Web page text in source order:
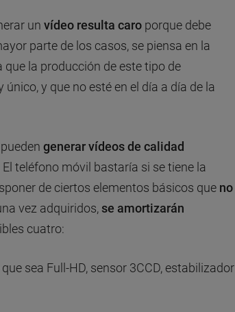
un vídeo resulta caroporque debe
parte de los casos, se piensa en la
la producción de este tipo de
y que no esté en el día a día de la
generar vídeos de calidad
teléfono móvil bastaría si se tiene la
de ciertos elementos básicos que no
vez adquiridos,se amortizarán
cuatro:
sea Full-HD, sensor 3CCD, estabilizador